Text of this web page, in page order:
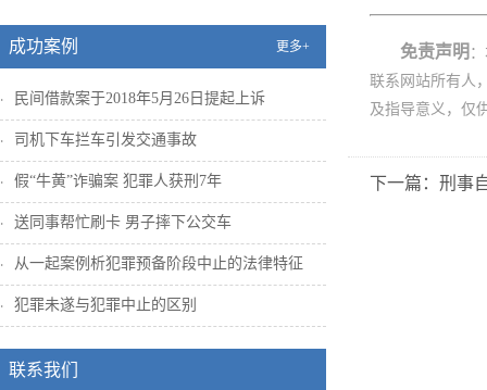
成功案例 更多+
民间借款案于2018年5月26日提起上诉
司机下车拦车引发交通事故
假“牛黄”诈骗案 犯罪人获刑7年
送同事帮忙刷卡 男子摔下公交车
从一起案例析犯罪预备阶段中止的法律特征
犯罪未遂与犯罪中止的区别
联系我们
免责声明
联系网站所有人
及指导意义，仅
下一篇：刑事